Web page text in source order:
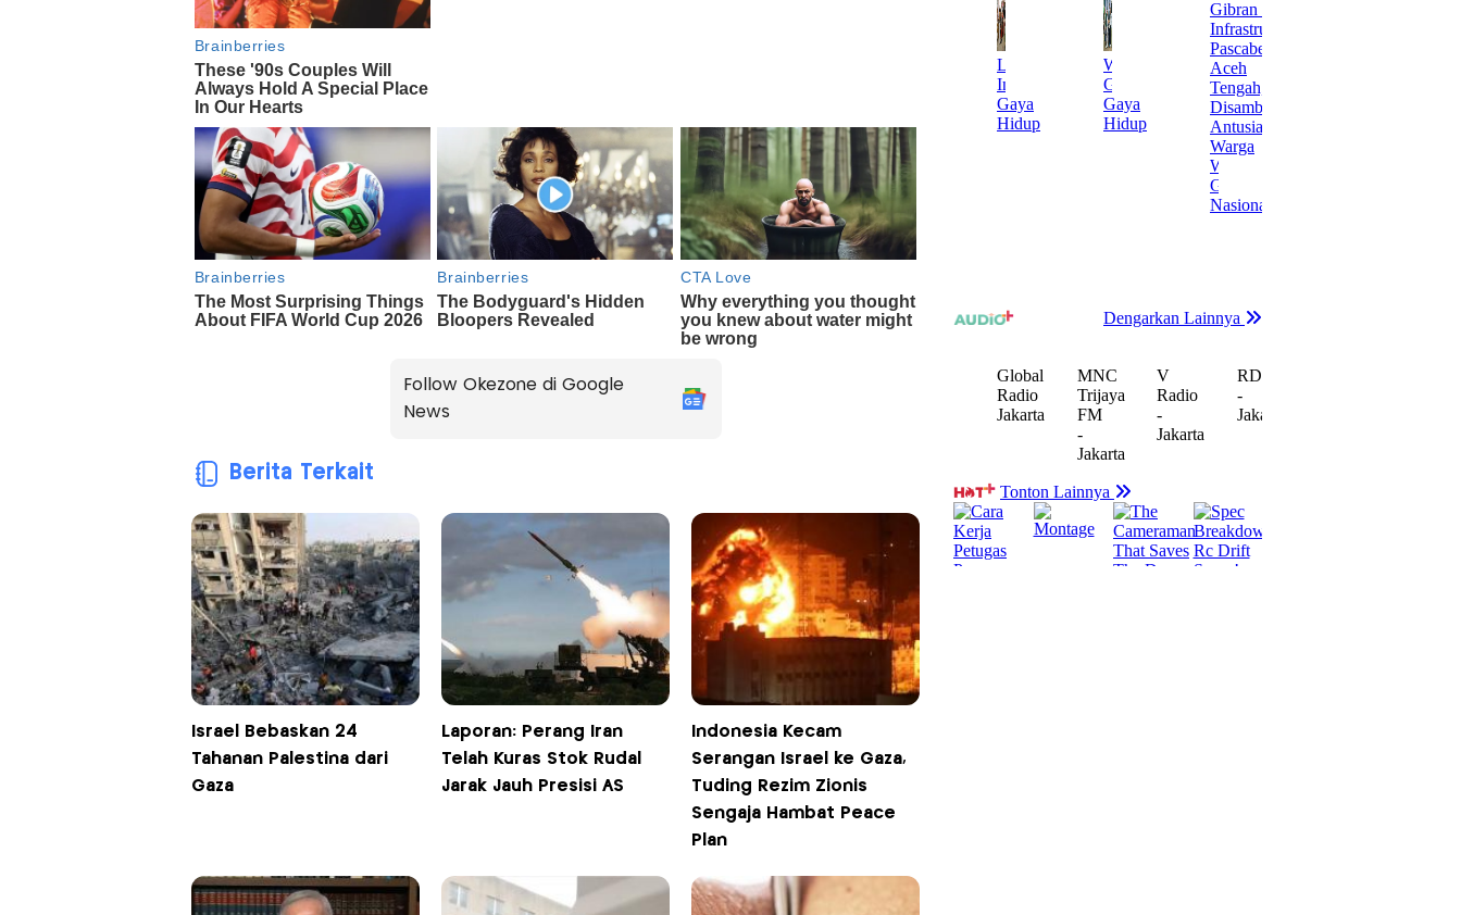
Follow Okezone di Google
News
Berita Terkait
Israel Bebaskan 24
Tahanan Palestina dari
Gaza
Laporan: Perang Iran
Telah Kuras Stok Rudal
Jarak Jauh Presisi AS
Indonesia Kecam
Serangan Israel ke Gaza,
Tuding Rezim Zionis
Sengaja Hambat Peace
Plan